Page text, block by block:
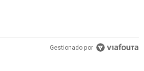
Gestionado por